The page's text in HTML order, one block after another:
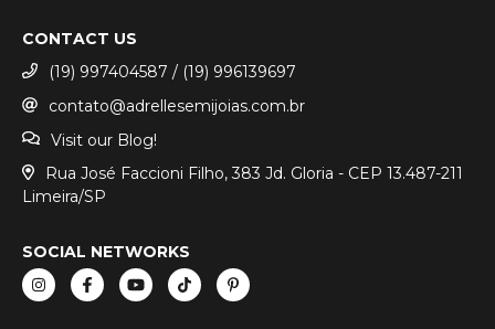
CONTACT US
(19) 997404587 / (19) 996139697
contato@adrellesemijoias.com.br
Visit our Blog!
Rua José Faccioni Filho, 383 Jd. Gloria - CEP 13.487-211
Limeira/SP
SOCIAL NETWORKS